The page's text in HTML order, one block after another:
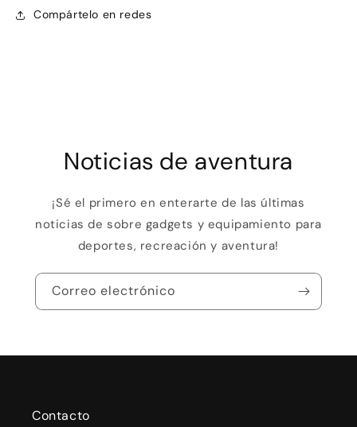
Compártelo en redes
Noticias de aventura
¡Sé el primero en enterarte de las últimas
noticias de sobre gadgets y equipamiento para
deportes, recreación y aventura!
Correo electrónico
Contacto